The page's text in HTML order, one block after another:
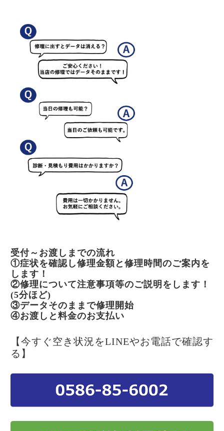
受付～お渡しまでの流れ
①症状を確認し修理金額と修理時間のご案内を
します！
②修理について注意事項等のご説明をします！
(5分ほど)
③データそのままで修理開始
④お渡しと料金のお支払い
【今すぐ空き状況をLINEやお電話で確認す
る】